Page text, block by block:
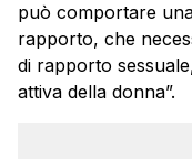
può comportare
rapporto, che
di rapporto
attiva della donna”.